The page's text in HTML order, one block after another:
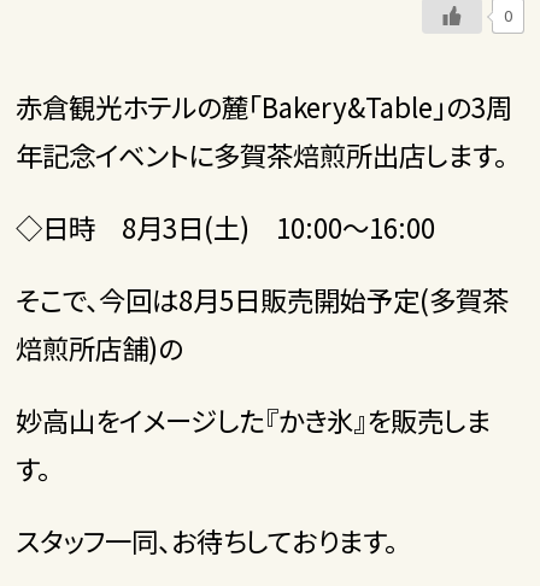
0
赤倉観光ホテルの麓「Bakery&Table」の3周
年記念イベントに多賀茶焙煎所出店します。
◇日時 8月3日(土) 10:00～16:00
そこで、今回は8月5日販売開始予定(多賀茶
焙煎所店舗)の
妙高山をイメージした『かき氷』を販売しま
す。
スタッフ一同、お待ちしております。